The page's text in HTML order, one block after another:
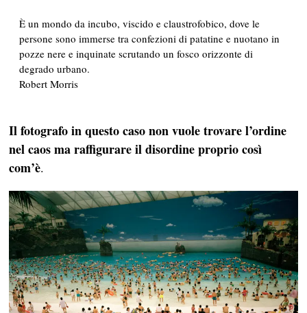
È un mondo da incubo, viscido e claustrofobico, dove le
persone sono immerse tra confezioni di patatine e nuotano in
pozze nere e inquinate scrutando un fosco orizzonte di
degrado urbano.
Robert Morris
Il fotografo in questo caso non vuole trovare l’ordine
nel caos ma raffigurare il disordine proprio così
com’è.